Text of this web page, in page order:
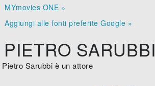
MYmovies ONE »
Aggiungi alle fonti preferite Google »
PIETRO SARUBBI
Pietro Sarubbi è un attore